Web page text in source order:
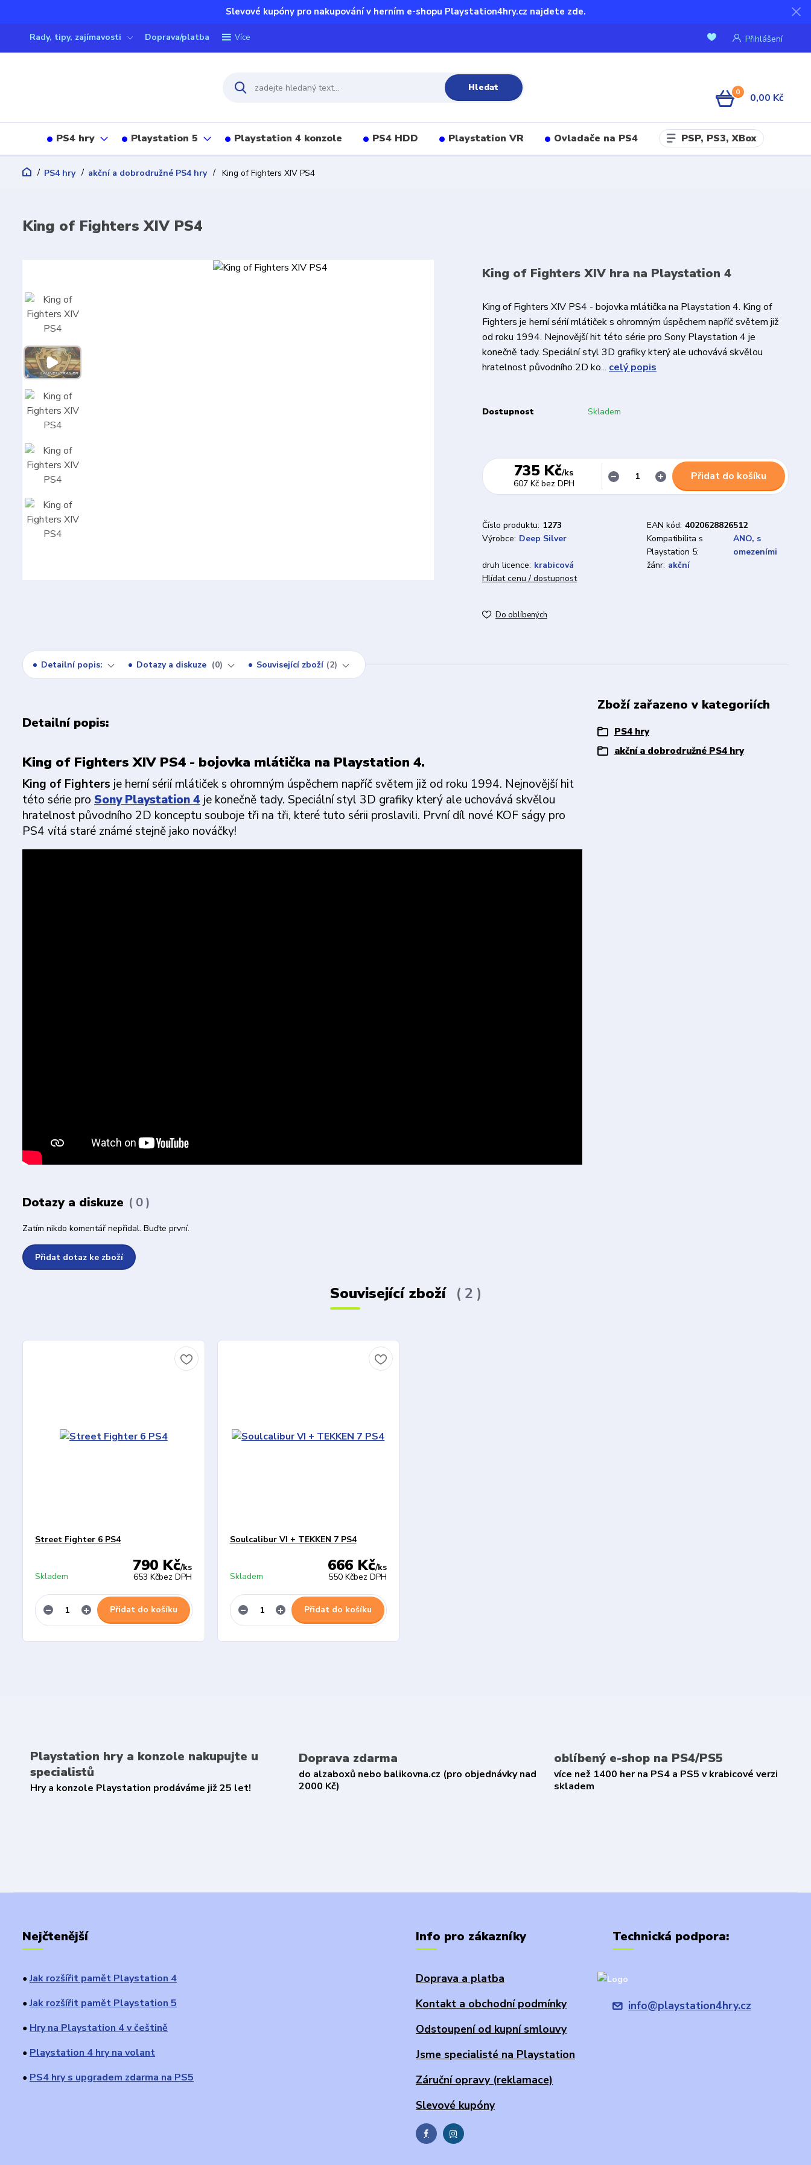
Slevové kupóny pro nakupování v herním e-shopu Playstation4hry.cz najdete zde.
Rady, tipy, zajímavosti Doprava/platba Více Přihlášení
Hledat 0 0,00 Kč
PS4 hry Playstation 5 Playstation 4 konzole PS4 HDD Playstation VR Ovladače na PS4 PSP, PS3, XBox
PS4 hry akční a dobrodružné PS4 hry King of Fighters XIV PS4
King of Fighters XIV PS4
King of Fighters XIV hra na Playstation 4
King of Fighters XIV PS4 - bojovka mlátička na Playstation 4. King of
Fighters je herní sérií mlátiček s ohromným úspěchem napříč světem již
od roku 1994. Nejnovější hit této série pro Sony Playstation 4 je
konečně tady. Speciální styl 3D grafiky který ale uchovává skvělou
hratelnost původního 2D ko... celý popis
Dostupnost Skladem
735 Kč/ks
607 Kč bez DPH
Přidat do košíku
Číslo produktu: 1273 EAN kód: 4020628826512
Výrobce: Deep Silver
Kompatibilita s
Playstation 5:
ANO, s
omezeními
druh licence: krabicová žánr: akční
Hlídat cenu / dostupnost
Do oblíbených
Detailní popis: Dotazy a diskuze 0 Související zboží 2
Detailní popis:
King of Fighters XIV PS4 - bojovka mlátička na Playstation 4.
King of Fighters je herní sérií mlátiček s ohromným úspěchem napříč světem již od roku 1994. Nejnovější hit
této série pro Sony Playstation 4 je konečně tady. Speciální styl 3D grafiky který ale uchovává skvělou
hratelnost původního 2D konceptu souboje tři na tři, které tuto sérii proslavili. První díl nové KOF ságy pro
PS4 vítá staré známé stejně jako nováčky!
Dotazy a diskuze 0
Zatím nikdo komentář nepřidal. Buďte první.
Přidat dotaz ke zboží
Zboží zařazeno v kategoriích
PS4 hry
akční a dobrodružné PS4 hry
Související zboží 2
Street Fighter 6 PS4
790 Kč/ks
653 Kčbez DPH
Skladem
Přidat do košíku
Soulcalibur VI + TEKKEN 7 PS4
666 Kč/ks
550 Kčbez DPH
Skladem
Přidat do košíku
Playstation hry a konzole nakupujte u
specialistů
Hry a konzole Playstation prodáváme již 25 let!
Doprava zdarma
do alzaboxů nebo balikovna.cz (pro objednávky nad
2000 Kč)
oblíbený e-shop na PS4/PS5
více než 1400 her na PS4 a PS5 v krabicové verzi
skladem
Nejčtenější
● Jak rozšířit pamět Playstation 4
● Jak rozšířit pamět Playstation 5
● Hry na Playstation 4 v češtině
● Playstation 4 hry na volant
● PS4 hry s upgradem zdarma na PS5
Info pro zákazníky
Doprava a platba
Kontakt a obchodní podmínky
Odstoupení od kupní smlouvy
Jsme specialisté na Playstation
Záruční opravy (reklamace)
Slevové kupóny
Technická podpora:
info@playstation4hry.cz